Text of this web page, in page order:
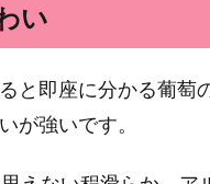
い
と即座に分かる葡
が強いです。